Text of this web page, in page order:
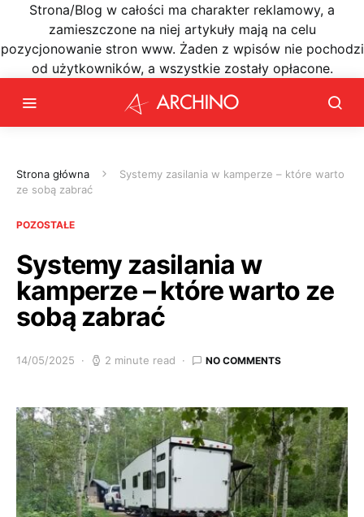
Strona/Blog w całości ma charakter reklamowy, a
zamieszczone na niej artykuły mają na celu
pozycjonowanie stron www. Żaden z wpisów nie pochodzi
od użytkowników, a wszystkie zostały opłacone.
Strona główna
Systemy zasilania w kamperze – które warto
ze sobą zabrać
POZOSTAŁE
Systemy zasilania w
kamperze – które warto ze
sobą zabrać
14/05/2025 2 minute read NO COMMENTS